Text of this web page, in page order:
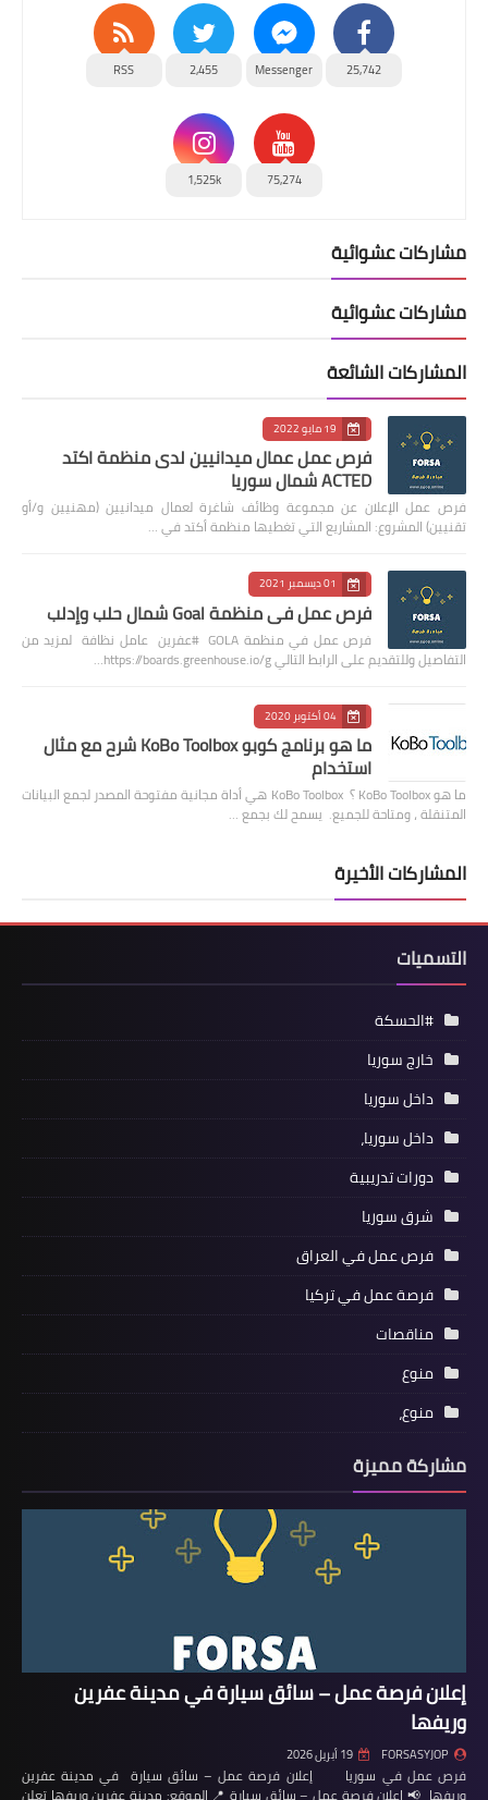
25,742
Messenger
2,455
RSS
75,274
1,525k
مشاركات عشوائية
مشاركات عشوائية
المشاركات الشائعة
19 مايو 2022
فرص عمل عمال ميدانيين لدى منظمة اكتد
ACTED شمال سوريا
فرص عمل الإعلان عن مجموعة وظائف شاغرة لعمال ميدانيين (مهنيين و/أو
تقنيين) المشروع: المشاريع التي تغطيها منظمة أكتد في …
01 ديسمبر 2021
فرص عمل في منظمة Goal شمال حلب وإدلب
فرص عمل في منظمة GOLA #عفرين عامل نظافة لمزيد من
التفاصيل وللتقديم على الرابط التالي https://boards.greenhouse.io/g…
04 أكتوبر 2020
ما هو برنامج كوبو KoBo Toolbox شرح مع مثال
استخدام
ما هو KoBo Toolbox ؟ KoBo Toolbox هي أداة مجانية مفتوحة المصدر لجمع البيانات
المتنقلة ، ومتاحة للجميع. يسمح لك بجمع …
المشاركات الأخيرة
التسميات
#الحسكة
خارج سوريا
داخل سوريا
داخل سوريا،
دورات تدريبية
شرق سوريا
فرص عمل في العراق
فرصة عمل في تركيا
مناقصات
منوع
منوع،
مشاركة مميزة
إعلان فرصة عمل – سائق سيارة في مدينة عفرين
وريفها
FORSASYJOP 19 أبريل 2026
فرص عمل في سوريا إعلان فرصة عمل – سائق سيارة في مدينة عفرين